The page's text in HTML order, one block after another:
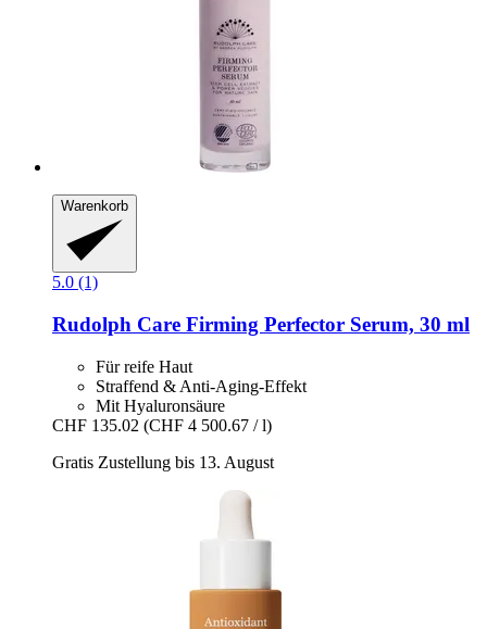
Warenkorb
5.0 (1)
Rudolph Care Firming Perfector Serum, 30 ml
Für reife Haut
Straffend & Anti-Aging-Effekt
Mit Hyaluronsäure
CHF 135.02 (CHF 4 500.67 / l)
Gratis Zustellung bis 13. August